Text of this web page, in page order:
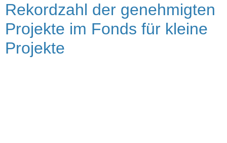
Rekordzahl der genehmigten
Projekte im Fonds für kleine
Projekte